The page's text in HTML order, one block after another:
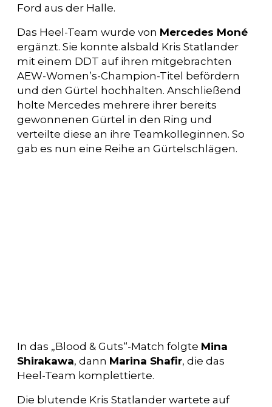
Ford aus der Halle.
Das Heel-Team wurde von Mercedes Moné
ergänzt. Sie konnte alsbald Kris Statlander
mit einem DDT auf ihren mitgebrachten
AEW-Women’s-Champion-Titel befördern
und den Gürtel hochhalten. Anschließend
holte Mercedes mehrere ihrer bereits
gewonnenen Gürtel in den Ring und
verteilte diese an ihre Teamkolleginnen. So
gab es nun eine Reihe an Gürtelschlägen.
In das „Blood & Guts“-Match folgte Mina
Shirakawa, dann Marina Shafir, die das
Heel-Team komplettierte.
Die blutende Kris Statlander wartete auf